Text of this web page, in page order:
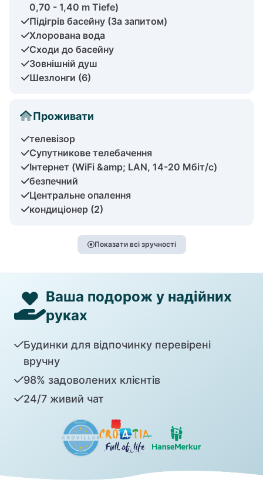
0,70 - 1,40 m Tiefe)
Підігрів басейну (За запитом)
Хлорована вода
Сходи до басейну
Зовнішній душ
Шезлонги (6)
Проживати
телевізор
Супутникове телебачення
Інтернет (WiFi &amp; LAN, 14-20 Мбіт/с)
безпечний
Центральне опалення
кондиціонер (2)
Показати всі зручності
Ваша подорож у надійних
руках
Будинки для відпочинку перевірені
вручну
98% задоволених клієнтів
24/7 живий чат